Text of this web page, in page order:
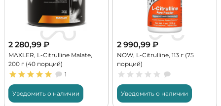
2 280,99 ₽
MAXLER, L-Citrulline Malate,
200 г (40 порций)
1
Уведомить о наличии
2 990,99 ₽
NOW, L-Citrulline, 113 г (75
порций)
Уведомить о наличии